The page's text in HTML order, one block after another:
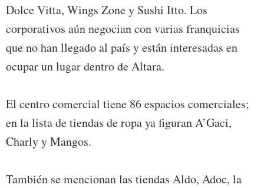
Dolce Vitta, Wings Zone y Sushi Itto. Los
corporativos aún negocian con varias franquicias
que no han llegado al país y están interesadas en
ocupar un lugar dentro de Altara.
El centro comercial tiene 86 espacios comerciales;
en la lista de tiendas de ropa ya figuran A’Gaci,
Charly y Mangos.
También se mencionan las tiendas Aldo, Adoc, la